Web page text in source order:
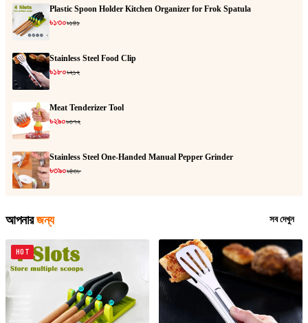
Plastic Spoon Holder Kitchen Organizer for Frok Spatula
৳১৩০৳১৪১
Stainless Steel Food Clip
৳১৮০৳২১২
Meat Tenderizer Tool
৳২৯০৳৩৭২
Stainless Steel One-Handed Manual Pepper Grinder
৳৩৯০৳৪৩৮
আপনার জন্য সব দেখুন
HOT